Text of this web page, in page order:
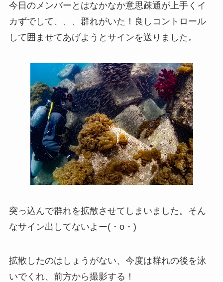
今日のメンバーとはなかなか意思疎通が上手くイ
カずでして、、、群れがいた！良しコントロール
して囲ませてあげようとサインを送りました。
突っ込んで群れを拡散させてしまいました。そん
なサイン出してないよー(・o・)
拡散したのはしょうがない、今度は群れの後を泳
いでくれ、前方から撮影する！